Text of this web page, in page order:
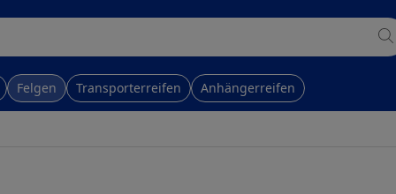
Felgen Transporterreifen Anhängerreifen